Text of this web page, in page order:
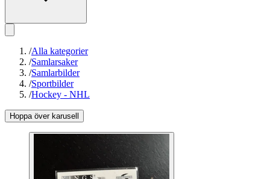
/Alla kategorier
/Samlarsaker
/Samlarbilder
/Sportbilder
/Hockey - NHL
Hoppa över karusell